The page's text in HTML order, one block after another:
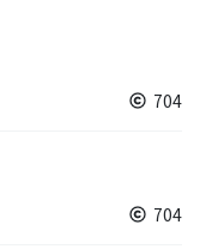
704
704